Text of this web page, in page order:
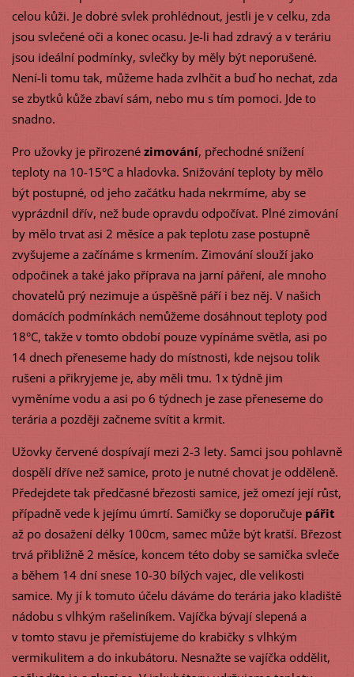
celou kůži. Je dobré svlek prohlédnout, jestli je v celku, zda
jsou svlečené oči a konec ocasu. Je-li had zdravý a v teráriu
jsou ideální podmínky, svlečky by měly být neporušené.
Není-li tomu tak, můžeme hada zvlhčit a buď ho nechat, zda
se zbytků kůže zbaví sám, nebo mu s tím pomoci. Jde to
snadno.
Pro užovky je přirozené zimování, přechodné snížení
teploty na 10-15°C a hladovka. Snižování teploty by mělo
být postupné, od jeho začátku hada nekrmíme, aby se
vyprázdnil dřív, než bude opravdu odpočívat. Plné zimování
by mělo trvat asi 2 měsíce a pak teplotu zase postupně
zvyšujeme a začínáme s krmením. Zimování slouží jako
odpočinek a také jako příprava na jarní páření, ale mnoho
chovatelů prý nezimuje a úspěšně páří i bez něj. V našich
domácích podmínkách nemůžeme dosáhnout teploty pod
18°C, takže v tomto období pouze vypínáme světla, asi po
14 dnech přeneseme hady do místnosti, kde nejsou tolik
rušeni a přikryjeme je, aby měli tmu. 1x týdně jim
vyměníme vodu a asi po 6 týdnech je zase přeneseme do
terária a později začneme svítit a krmit.
Užovky červené dospívají mezi 2-3 lety. Samci jsou pohlavně
dospělí dříve než samice, proto je nutné chovat je odděleně.
Předejdete tak předčasné březosti samice, jež omezí její růst,
případně vede k jejímu úmrtí. Samičky se doporučuje pářit
až po dosažení délky 100cm, samec může být kratší. Březost
trvá přibližně 2 měsíce, koncem této doby se samička svleče
a během 14 dní snese 10-30 bílých vajec, dle velikosti
samice. My jí k tomuto účelu dáváme do terária jako kladiště
nádobu s vlhkým rašeliníkem. Vajíčka bývají slepená a
v tomto stavu je přemísťujeme do krabičky s vlhkým
vermikulitem a do inkubátoru. Nesnažte se vajíčka oddělit,